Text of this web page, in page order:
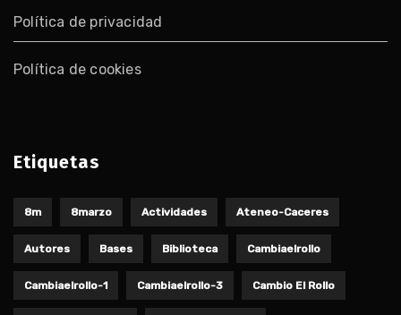
Política de privacidad
Política de cookies
Etiquetas
8m 8marzo Actividades Ateneo-Caceres
Autores Bases Biblioteca Cambiaelrollo
Cambiaelrollo-1 Cambiaelrollo-3 Cambio El Rollo